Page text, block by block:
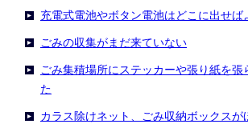
充電式電池やボタン電池はどこに出せば
ごみの収集がまだ来ていない
ごみ集積場所にステッカーや張り紙を張
た
カラス除けネット、ごみ収納ボックスが